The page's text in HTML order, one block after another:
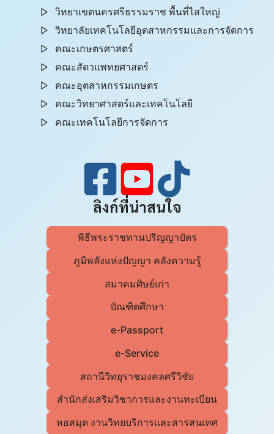
วิทยาเขตนครศรีธรรมราช พื้นที่ไสใหญ่
วิทยาลัยเทคโนโลยีอุตสาหกรรมและการจัดการ
คณะเกษตรศาสตร์
คณะสัตวแพทยศาสตร์
คณะอุตสาหกรรมเกษตร
คณะวิทยาศาสตร์และเทคโนโลยี
คณะเทคโนโลยีการจัดการ
ลิงก์ที่น่าสนใจ
พิธีพระราชทานปริญญาบัตร
ภูมิพลังแห่งปัญญา คลังความรู้
สมาคมศิษย์เก่า
บัณฑิตศึกษา
e-Passport
e-Service
สถานีวิทยุราชมงคลศรีวิชัย
สำนักส่งเสริมวิชาการและงานทะเบียน
หอสมุด งานวิทยบริการและสารสนเทศ